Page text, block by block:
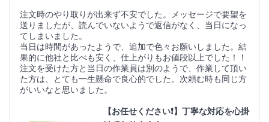
注文時のやり取りが出来ず不安でした。メッセージで要望を
送りましたが、読んでいないようで返信がなく、当日になっ
てしまいました。
当日は時間があったようで、追加で色々お願いしました。結
果的に他社と比べも安く、仕上がりもお値段以上でした！！
注文を受けた方と当日の作業員は別のようで、作業して頂い
た方は、とても一生懸命で良心的でした。次頼む時も同じ方
がいいなと思いました。
【お任せください❗️】丁寧な対応を心掛